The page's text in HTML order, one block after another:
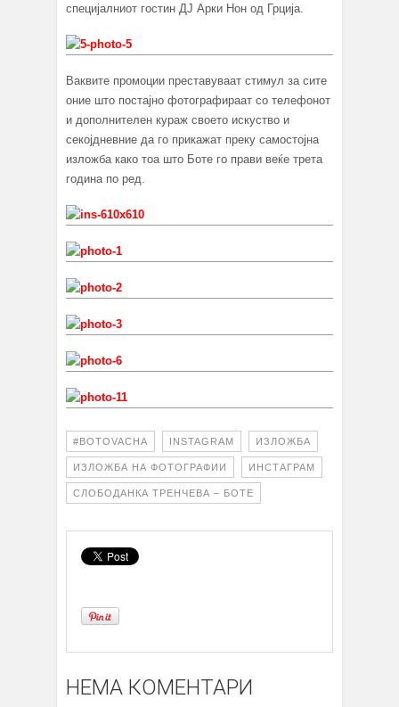
специјалниот гостин ДЈ Арки Нон од Грција.
Ваквите промоции преставуваат стимул за сите
оние што постајно фотографираат со телефонот
и дополнителен кураж своето искуство и
секојдневние да го прикажат преку самостојна
изложба како тоа што Боте го прави веќе трета
година по ред.
#BOTOVACHA INSTAGRAM ИЗЛОЖБА
ИЗЛОЖБА НА ФОТОГРАФИИ ИНСТАГРАМ
СЛОБОДАНКА ТРЕНЧЕВА – БОТЕ
НЕМА КОМЕНТАРИ